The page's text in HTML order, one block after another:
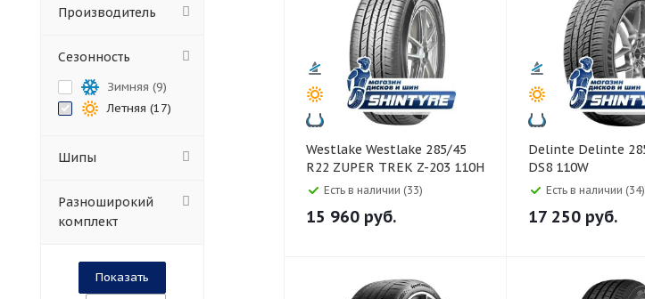
Westlake Westlake 285/45
R22 ZUPER TREK Z-203 110H
Есть в наличии (33)
15 960 руб.
Delinte Delinte 285/40 R22
DS8 110W
Есть в наличии (34)
17 250 руб.
Производитель
Сезонность
Зимняя (9)
Летняя (17)
Шипы
Разноширокий
комплект